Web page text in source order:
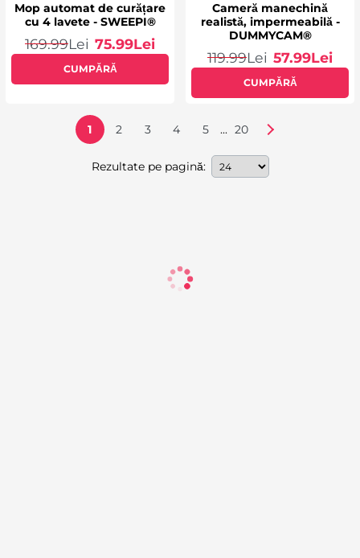
Mop automat de curățare
cu 4 lavete - SWEEPI®
169.99Lei 75.99Lei
CUMPĂRĂ
Cameră manechină
realistă, impermeabilă -
DUMMYCAM®
119.99Lei 57.99Lei
CUMPĂRĂ
1 2 3 4 5 ... 20
Rezultate pe pagină: